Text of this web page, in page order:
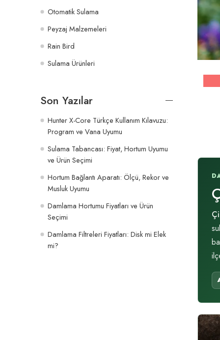
Otomatik Sulama
Peyzaj Malzemeleri
Rain Bird
Sulama Ürünleri
Son Yazılar
Hunter X-Core Türkçe Kullanım Kılavuzu:
Program ve Vana Uyumu
Sulama Tabancası: Fiyat, Hortum Uyumu
ve Ürün Seçimi
Hortum Bağlantı Aparatı: Ölçü, Rekor ve
Musluk Uyumu
Damlama Hortumu Fiyatları ve Ürün
Seçimi
Damlama Filtreleri Fiyatları: Disk mi Elek
mi?